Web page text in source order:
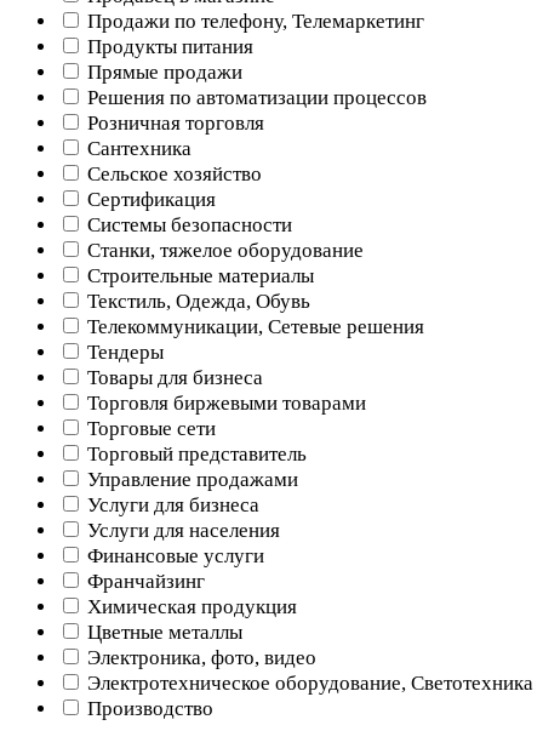
Продажи по телефону, Телемаркетинг
Продукты питания
Прямые продажи
Решения по автоматизации процессов
Розничная торговля
Сантехника
Сельское хозяйство
Сертификация
Системы безопасности
Станки, тяжелое оборудование
Строительные материалы
Текстиль, Одежда, Обувь
Телекоммуникации, Сетевые решения
Тендеры
Товары для бизнеса
Торговля биржевыми товарами
Торговые сети
Торговый представитель
Управление продажами
Услуги для бизнеса
Услуги для населения
Финансовые услуги
Франчайзинг
Химическая продукция
Цветные металлы
Электроника, фото, видео
Электротехническое оборудование, Светотехника
Производство